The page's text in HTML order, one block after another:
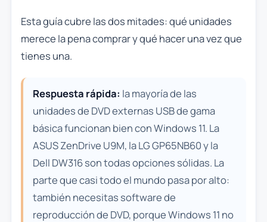
Esta guía cubre las dos mitades: qué unidades
merece la pena comprar y qué hacer una vez que
tienes una.
Respuesta rápida: la mayoría de las
unidades de DVD externas USB de gama
básica funcionan bien con Windows 11. La
ASUS ZenDrive U9M, la LG GP65NB60 y la
Dell DW316 son todas opciones sólidas. La
parte que casi todo el mundo pasa por alto:
también necesitas software de
reproducción de DVD, porque Windows 11 no